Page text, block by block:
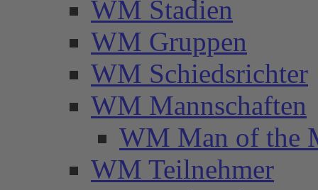
WM Stadien
WM Gruppen
WM Schiedsrichter
WM Mannschaften
WM Man of the
WM Teilnehmer